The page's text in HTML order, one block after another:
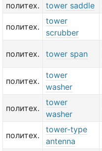
политех.
tower saddle
политех.
tower
scrubber
политех. tower span
политех.
tower
washer
политех.
tower
washer
политех.
tower-type
antenna